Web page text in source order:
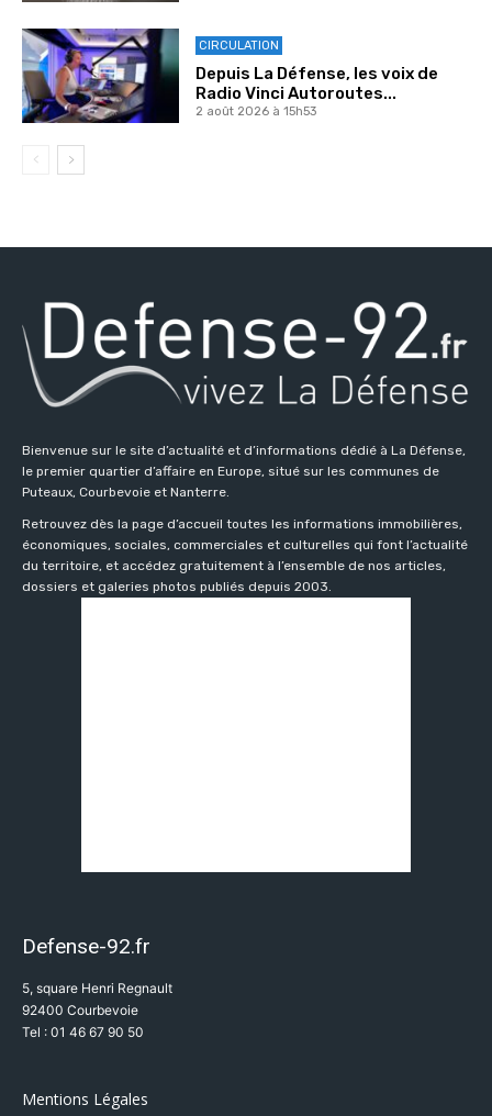
CIRCULATION
Depuis La Défense, les voix de
Radio Vinci Autoroutes...
2 août 2026 à 15h53
Bienvenue sur le site d’actualité et d’informations dédié à La Défense,
le premier quartier d’affaire en Europe, situé sur les communes de
Puteaux, Courbevoie et Nanterre.
Retrouvez dès la page d’accueil toutes les informations immobilières,
économiques, sociales, commerciales et culturelles qui font l’actualité
du territoire, et accédez gratuitement à l’ensemble de nos articles,
dossiers et galeries photos publiés depuis 2003.
Defense-92.fr
5, square Henri Regnault
92400 Courbevoie
Tel : 01 46 67 90 50
Mentions Légales